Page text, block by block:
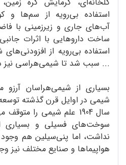
استفاده بی‌رویه از سم‌ها و
آب‌های جاری و زیرزمینی با
ساخت داروهایی با اثرات
استفاده بی‌رویه از
... سبب شد تا شیمی‌هراسی نیز
بسیاری از شیمی‌هراسان
شیمی در اوایل قرن گذشته
سال 1904 علم شیمی را
سوخت‌های فسیلی و بسیاری
نداشت، اما پنی‌سیلین هم
هواپیماها و صنایع مختلف نیز